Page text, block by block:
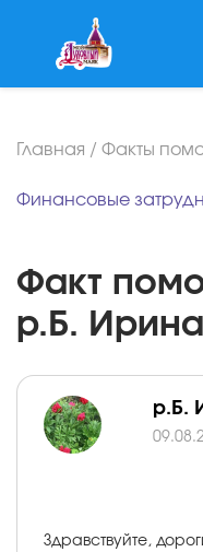
Главная / Факты
Финансовые
Факт
р.Б. Ирина
р.Б.
Здравствуйте,